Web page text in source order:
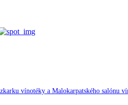
vínotéky a Malokarpatského salónu